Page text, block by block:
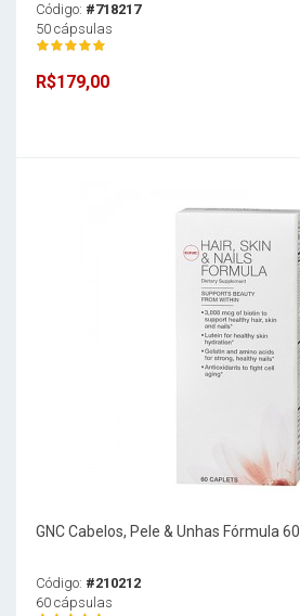
Código: #718217
50 cápsulas
R$179,00
GNC Cabelos, Pele & Unhas Fórmula 60
Código: #210212
60 cápsulas